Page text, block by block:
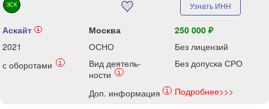
ЗСК Узнать ИНН
Аскайт i Москва
250 000 ₽
2021
ОСНО
Без лицензий
с оборотами
i
Вид деятель-
ности
i
Без допуска СРО
Доп. информация i Подробнее>>>